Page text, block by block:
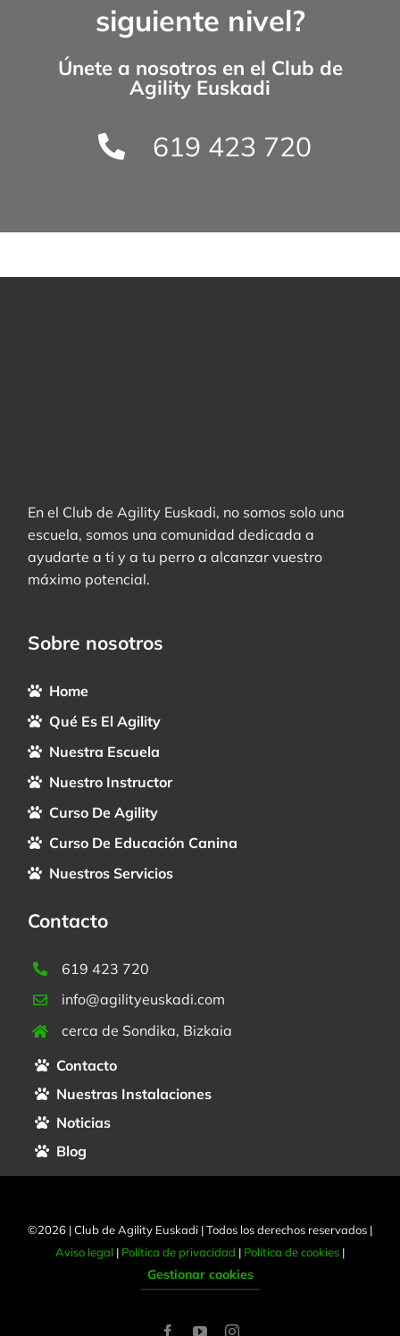
siguiente nivel?
Únete a nosotros en el Club de
Agility Euskadi
619 423 720
En el Club de Agility Euskadi, no somos solo una
escuela, somos una comunidad dedicada a
ayudarte a ti y a tu perro a alcanzar vuestro
máximo potencial.
Sobre nosotros
Home
Qué Es El Agility
Nuestra Escuela
Nuestro Instructor
Curso De Agility
Curso De Educación Canina
Nuestros Servicios
Contacto
619 423 720
info@agilityeuskadi.com
cerca de Sondika, Bizkaia
Contacto
Nuestras Instalaciones
Noticias
Blog
©2026 | Club de Agility Euskadi | Todos los derechos reservados |
Aviso legal | Política de privacidad | Política de cookies |
Gestionar cookies